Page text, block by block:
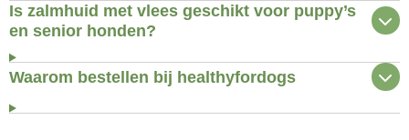
Is zalmhuid met vlees geschikt voor puppy’s
en senior honden?
Waarom bestellen bij healthyfordogs